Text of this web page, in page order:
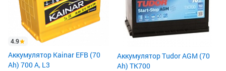
4.9
Аккумулятор Kainar EFB (70
Ah) 700 А, L3
Аккумулятор Tudor AGM (70
Ah) TK700